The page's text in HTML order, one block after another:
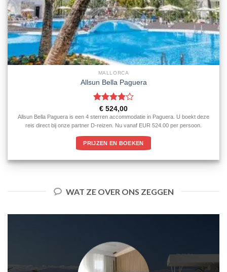
MALLORCA
Allsun Bella Paguera
Gewaardeerd
4uit 5
€ 524,00
Allsun Bella Paguera is een 4 sterren accommodatie in Paguera. U boekt deze
reis direct bij onze partner D-reizen. Nu vanaf EUR 524.00 per persoon.
PRIJZEN EN BOEKEN
WAT ZE OVER ONS ZEGGEN